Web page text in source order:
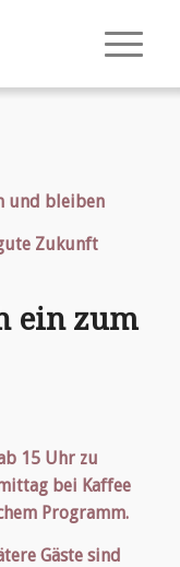
und bleiben
Zukunft
ein zum
15 Uhr zu
bei Kaffee
Programm.
Gäste sind